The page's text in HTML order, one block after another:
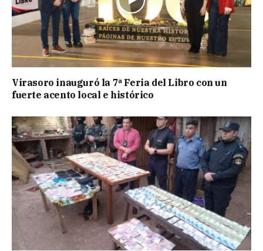
Virasoro inauguró la 7ª Feria del Libro con un
fuerte acento local e histórico